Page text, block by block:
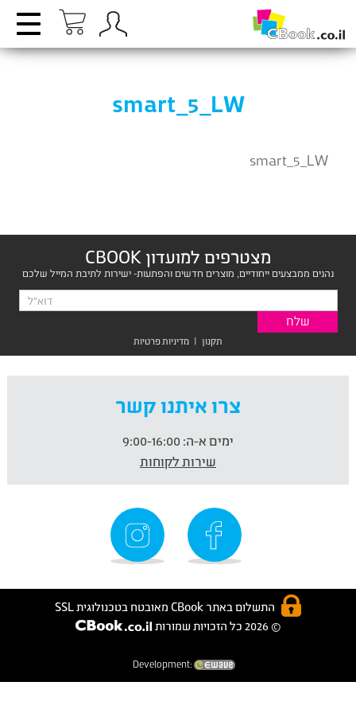
smart_5_LW
smart_5_LW
מצטרפים למועדון CBOOK
נהנים ממבצעים ייחודיים, מוצרים חדשים והפתעות- ישירות לתיבת המייל שלכם
תקנון | מדיניות פרטיות
צרו איתנו קשר
ימים א-ה:
שירות לקוחות
התשלום באתר CBook מאובטח בטכנולוגית SSL
© 2026 כל הזכויות שמורות
Development: